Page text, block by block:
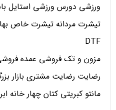
ورزشی دورس ورزشی استایل
تیشرت مردانه تیشرت خاص
DTF
مزون و تک فروشی عمده فروشی و فروشگاه دوس 3
رضایت رضایت مشتری بازار
مانتو کبریتی کتان چهار